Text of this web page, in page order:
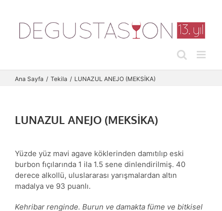
content
Ana Sayfa Tekila LUNAZUL ANEJO (MEKSİKA)
LUNAZUL ANEJO (MEKSİKA)
Yüzde yüz mavi agave köklerinden damıtılıp eski
burbon fıçılarında 1 ila 1.5 sene dinlendirilmiş. 40
derece alkollü, uluslararası yarışmalardan altın
madalya ve 93 puanlı.
Kehribar renginde. Burun ve damakta füme ve bitkisel